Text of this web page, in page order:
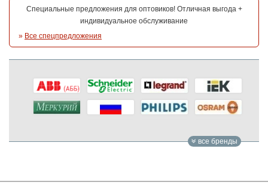
Специальные предложения для оптовиков! Отличная выгода +
индивидуальное обслуживание
» Все спецпредложения
все бренды